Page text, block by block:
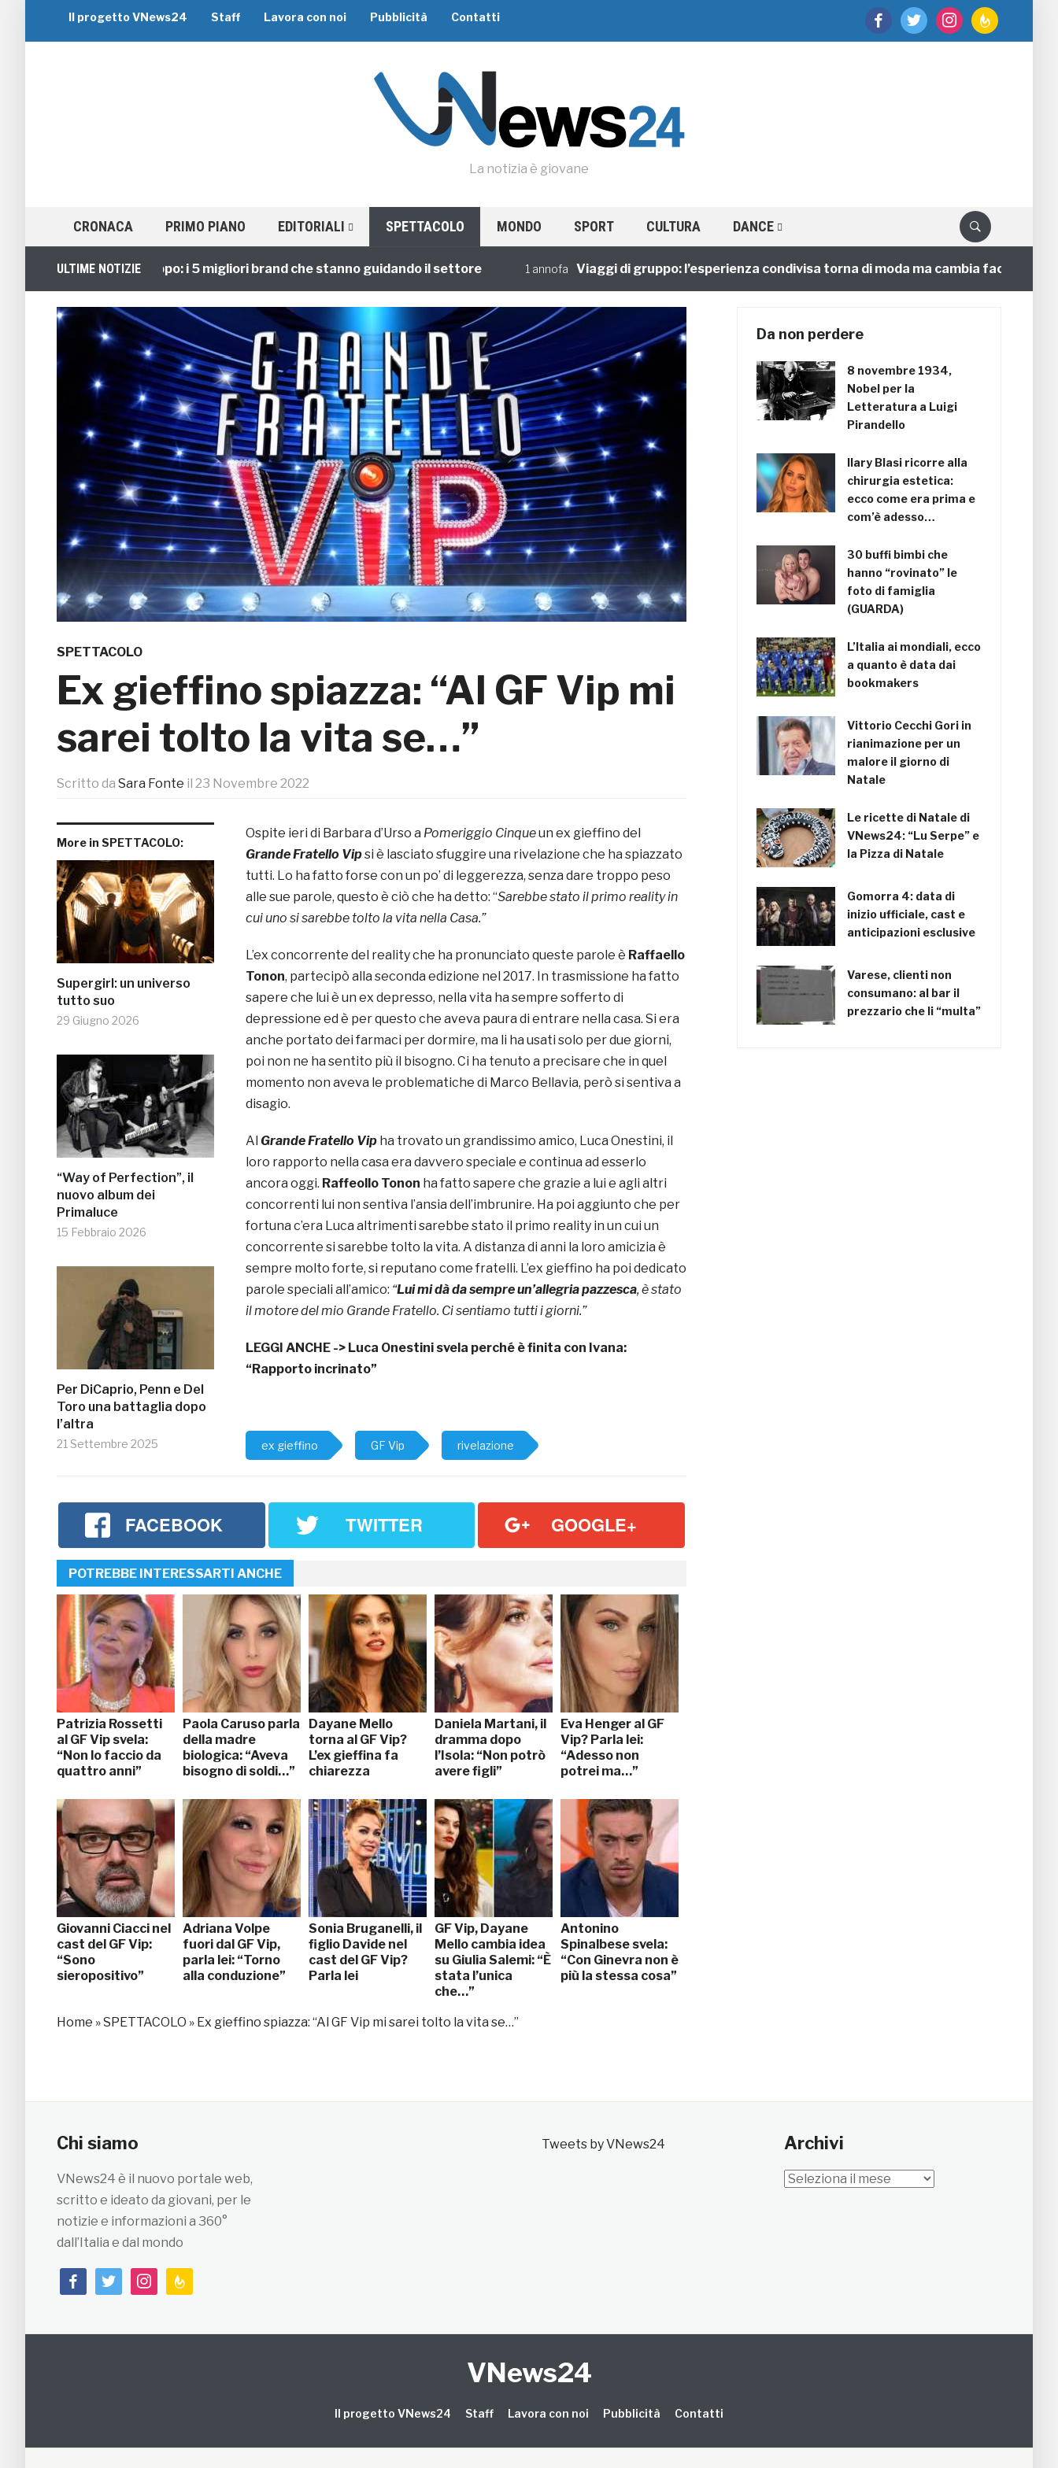
facebooktwitter instagramfeedburner
Il progetto VNews24 Staff Lavora con noi Pubblicità Contatti
La notizia è giovane
CRONACA PRIMO PIANO EDITORIALI SPETTACOLO MONDO SPORT CULTURA DANCE
ULTIME NOTIZIE
Viaggi di Gruppo: i 5 migliori brand che stanno guidando il settore 1 annofa Viaggi di gruppo: l’esperienza condivisa torna di moda ma cambia faccia
SPETTACOLO
Ex gieffino spiazza: “Al GF Vip mi
sarei tolto la vita se…”
Scritto da Sara Fonte il 23 Novembre 2022
More in SPETTACOLO:
Supergirl: un universo
tutto suo
29 Giugno 2026
“Way of Perfection”, il
nuovo album dei
Primaluce
15 Febbraio 2026
Per DiCaprio, Penn e Del
Toro una battaglia dopo
l’altra
21 Settembre 2025
Ospite ieri di Barbara d’Urso a Pomeriggio Cinqueun ex gieffino del
Grande Fratello Vipsi è lasciato sfuggire una rivelazione che ha spiazzato
tutti. Lo ha fatto forse con un po’ di leggerezza, senza dare troppo peso
alle sue parole, questo è ciò che ha detto: “Sarebbe stato il primo reality in
cui uno si sarebbe tolto la vita nella Casa.”
L’ex concorrente del reality che ha pronunciato queste parole è Raffaello
Tonon, partecipò alla seconda edizione nel 2017. In trasmissione ha fatto
sapere che lui è un ex depresso, nella vita ha sempre sofferto di
depressione ed è per questo che aveva paura di entrare nella casa. Si era
anche portato dei farmaci per dormire, ma li ha usati solo per due giorni,
poi non ne ha sentito più il bisogno. Ci ha tenuto a precisare che in quel
momento non aveva le problematiche di Marco Bellavia, però si sentiva a
disagio.
Al Grande Fratello Vip ha trovato un grandissimo amico, Luca Onestini, il
loro rapporto nella casa era davvero speciale e continua ad esserlo
ancora oggi. Raffeollo Tonon ha fatto sapere che grazie a lui e agli altri
concorrenti lui non sentiva l’ansia dell’imbrunire. Ha poi aggiunto che per
fortuna c’era Luca altrimenti sarebbe stato il primo reality in un cui un
concorrente si sarebbe tolto la vita. A distanza di anni la loro amicizia è
sempre molto forte, si reputano come fratelli. L’ex gieffino ha poi dedicato
parole speciali all’amico: “Lui mi dà da sempre un’allegria pazzesca, è stato
il motore del mio Grande Fratello. Ci sentiamo tutti i giorni.”
LEGGI ANCHE -> Luca Onestini svela perché è finita con Ivana:
“Rapporto incrinato”
ex gieffino GF Vip rivelazione
FACEBOOK TWITTER GOOGLE+
POTREBBE INTERESSARTI ANCHE
Patrizia Rossetti
al GF Vip svela:
“Non lo faccio da
quattro anni”
Paola Caruso parla
della madre
biologica: “Aveva
bisogno di soldi…”
Dayane Mello
torna al GF Vip?
L’ex gieffina fa
chiarezza
Daniela Martani, il
dramma dopo
l’Isola: “Non potrò
avere figli”
Eva Henger al GF
Vip? Parla lei:
“Adesso non
potrei ma…”
Giovanni Ciacci nel
cast del GF Vip:
“Sono
sieropositivo”
Adriana Volpe
fuori dal GF Vip,
parla lei: “Torno
alla conduzione”
Sonia Bruganelli, il
figlio Davide nel
cast del GF Vip?
Parla lei
GF Vip, Dayane
Mello cambia idea
su Giulia Salemi: “È
stata l’unica
che…”
Antonino
Spinalbese svela:
“Con Ginevra non è
più la stessa cosa”
Home »SPETTACOLO » Ex gieffino spiazza: “Al GF Vip mi sarei tolto la vita se…”
Da non perdere
8 novembre 1934,
Nobel per la
Letteratura a Luigi
Pirandello
Ilary Blasi ricorre alla
chirurgia estetica:
ecco come era prima e
com’è adesso…
30 buffi bimbi che
hanno “rovinato” le
foto di famiglia
(GUARDA)
L’Italia ai mondiali, ecco
a quanto è data dai
bookmakers
Vittorio Cecchi Gori in
rianimazione per un
malore il giorno di
Natale
Le ricette di Natale di
VNews24: “Lu Serpe” e
la Pizza di Natale
Gomorra 4: data di
inizio ufficiale, cast e
anticipazioni esclusive
Varese, clienti non
consumano: al bar il
prezzario che li “multa”
Chi siamo
VNews24 è il nuovo portale web,
scritto e ideato da giovani, per le
notizie e informazioni a 360°
dall’Italia e dal mondo
facebooktwitterinstagramfeedburner
Tweets by VNews24 Archivi
Archivi
VNews24
Il progetto VNews24 Staff Lavora con noi Pubblicità Contatti